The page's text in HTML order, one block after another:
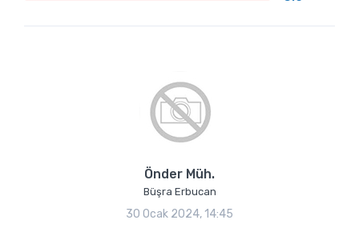
Önder Müh.
Büşra Erbucan
30 Ocak 2024, 14:45